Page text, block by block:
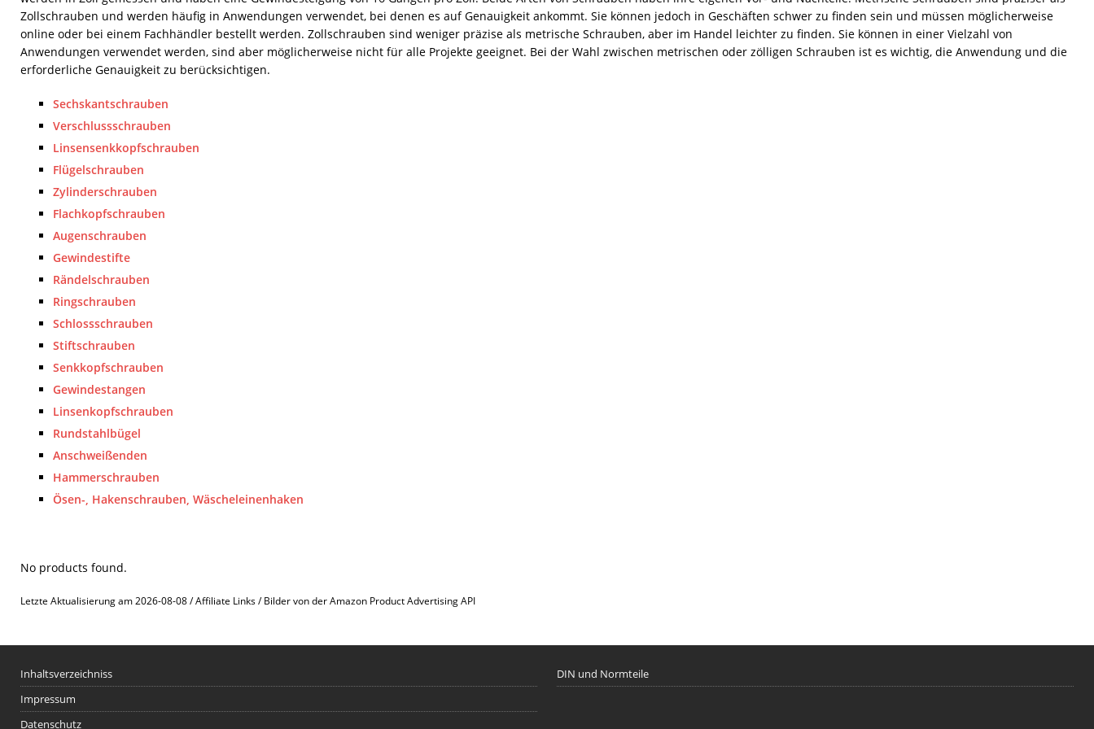
[ 17. Juli 2026 ]
Dachfenster einbauen lassen: Kosten, Planung und Handwerkersuche
DACH
[ 7. August 2026 ] Lichtkuppel vs. Dachfenster: Welches ist für welches Dach geeignet? DACH
Zollschrauben und werden häufig in Anwendungen verwendet, bei denen es auf Genauigkeit ankommt. Sie können jedoch in Geschäften schwer zu finden sein und müssen möglicherweise
online oder bei einem Fachhändler bestellt werden. Zollschrauben sind weniger präzise als metrische Schrauben, aber im Handel leichter zu finden. Sie können in einer Vielzahl von
Anwendungen verwendet werden, sind aber möglicherweise nicht für alle Projekte geeignet. Bei der Wahl zwischen metrischen oder zölligen Schrauben ist es wichtig, die Anwendung und die
erforderliche Genauigkeit zu berücksichtigen.
Sechskantschrauben
Verschlussschrauben
Linsensenkkopfschrauben
Flügelschrauben
Zylinderschrauben
Flachkopfschrauben
Augenschrauben
Gewindestifte
Rändelschrauben
Ringschrauben
Schlossschrauben
Stiftschrauben
Senkkopfschrauben
Gewindestangen
Linsenkopfschrauben
Rundstahlbügel
Anschweißenden
Hammerschrauben
Ösen-, Hakenschrauben, Wäscheleinenhaken
No products found.
Letzte Aktualisierung am 2026-08-08 / Affiliate Links / Bilder von der Amazon Product Advertising API
Inhaltsverzeichniss
Impressum
Datenschutz
DIN und Normteile